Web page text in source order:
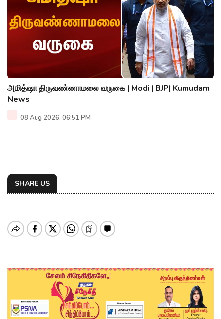
அமித்ஷா திருவண்ணாமலை வருகை | Modi | BJP| Kumudam
News
08 Aug 2026, 06:51 PM
SHARE US